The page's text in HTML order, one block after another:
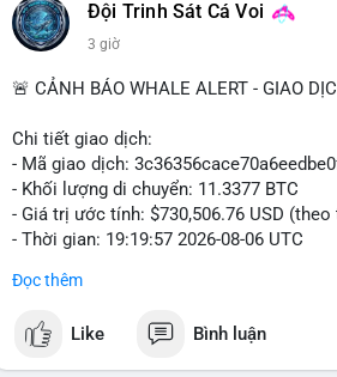
Lời khuyên quản trị vốn: Khối lượng lệnh
sau khi vào lệnh để bảo vệ tài khoản
#shortavax #avax6450 #bearishavax
Đội Trinh Sát Cá Voi
3 giờ
🚨 CẢNH BÁO WHALE ALERT - GIAO
Chi tiết giao dịch:
- Mã giao dịch:
- Khối lượng di chuyển: 11.3377 BTC
- Giá trị ước tính: $730,506.76 USD (theo
- Thời gian: 19:19:57 2026-08-06 UTC
Giao dịch 11.3377 BTC trị giá hơn 730
phải dòng tiền tổ chức khổng lồ. Hành
phản ánh hai kịch bản: hoặc cá voi
Đọc thêm
Like Bình luận